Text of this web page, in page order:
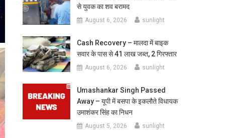
से युवक का शव बरामद
August 6, 2026 sunlight
Cash Recovery – मालदा में बाइक
सवार के पास से 41 लाख जब्त, 2 गिरफ्तार
August 6, 2026 sunlight
Umashankar Singh Passed
Away – यूपी में बसपा के इकलौते विधायक
उमाशंकर सिंह का निधन
August 5, 2026 sunlight